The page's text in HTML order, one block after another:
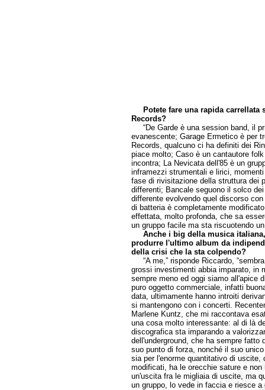
Potete fare una rapida
Records?
“De Garde è una session band, il
evanescente; Garage Ermetico è per
Records, qualcuno ci ha definiti dei
piace molto; Caso è un cantautore
incontra; La Nevicata dell'85 è un
inframezzi strumentali e lirici,
fase di rivisitazione della struttura dei
differenti; Bancale seguono il solco
differente evolvendo quel discorso
di batteria è completamente
effettata, molto profonda, che sa
un gruppo facile ma sta riscuotendo
Anche i big della musica
produrre l'ultimo album da
della crisi che la sta colpendo?
“A me,” risponde Riccardo,
grossi investimenti abbia imparato, in
sempre meno ed oggi siamo all'apice
puro oggetto commerciale, infatti
data, ultimamente hanno introiti
si mantengono con i concerti.
Marlene Kuntz, che mi raccontava
una cosa molto interessante: al di là
discografica sta imparando a
dell'underground, che ha sempre
suo punto di forza, nonché il suo
sia per l'enorme quantitativo di uscite,
modificati, ha le orecchie sature e
un'uscita fra le migliaia di uscite, ma
un gruppo, lo vede in faccia e riesce